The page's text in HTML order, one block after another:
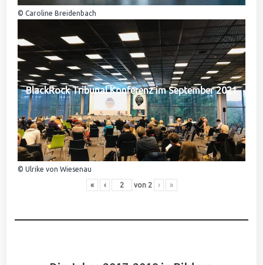
© Caroline Breidenbach
BlackRock Tribunal Konferenz im September 2021
© Ulrike von Wiesenau
« ‹ von 2 › »